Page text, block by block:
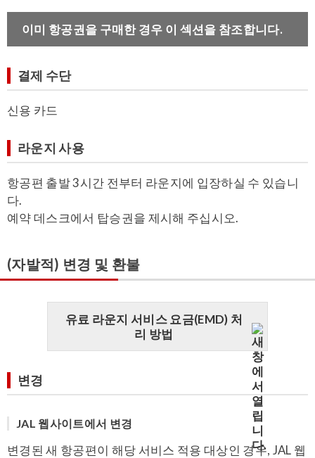
이미 항공권을 구매한 경우 이 섹션을 참조합니다.
결제 수단
신용 카드
라운지 사용
항공편 출발 3시간 전부터 라운지에 입장하실 수 있습니
다.
예약 데스크에서 탑승권을 제시해 주십시오.
(자발적) 변경 및 환불
유료 라운지 서비스 요금(EMD) 처
리 방법
변경
JAL 웹사이트에서 변경
변경된 새 항공편이 해당 서비스 적용 대상인 경우, JAL 웹